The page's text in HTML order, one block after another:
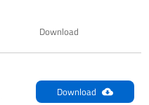
Download
Download